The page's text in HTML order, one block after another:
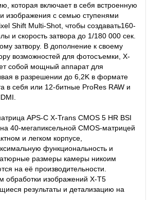
которая включает в себя встроенную
изображения с семью ступенями
Shift Multi-Shot, чтобы создавать160-
и скорость затвора до 1/180 000 сек.
затвору. В дополнение к своему
возможностей для фотосъемки, X-
собой мощный аппарат для
в разрешении до 6,2K в формате
в себя или 12-битные ProRes RAW и
APS-C X-Trans CMOS 5 HR BSI
40-мегапиксельной CMOS-матрицей
и легком корпусе,
функциональность и
размеры камеры никоим
на её производительности.
обработки изображений X-T5
результаты и детализацию на